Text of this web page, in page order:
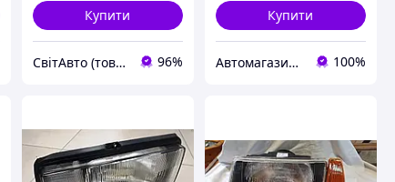
Купити
СвітАвто (товари для тюнінгу автомобілів ВАЗ) 96%
Купити
Автомагазин на Позняках 100%